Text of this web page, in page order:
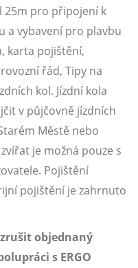
25m pro připojení k
a vybavení pro plavbu
karta pojištění,
řád, Tipy na
kol. Jízdní kola
v půjčovně jízdních
Městě nebo
je možná pouze s
Pojištění
pojištění je zahrnuto
objednaný
s ERGO